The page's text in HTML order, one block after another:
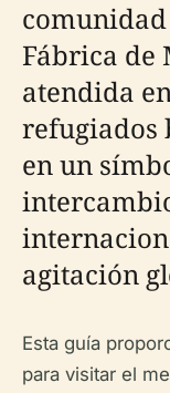
Fábrica de
atendida
refugiados
en un
agitación
Esta guía
para visitar el